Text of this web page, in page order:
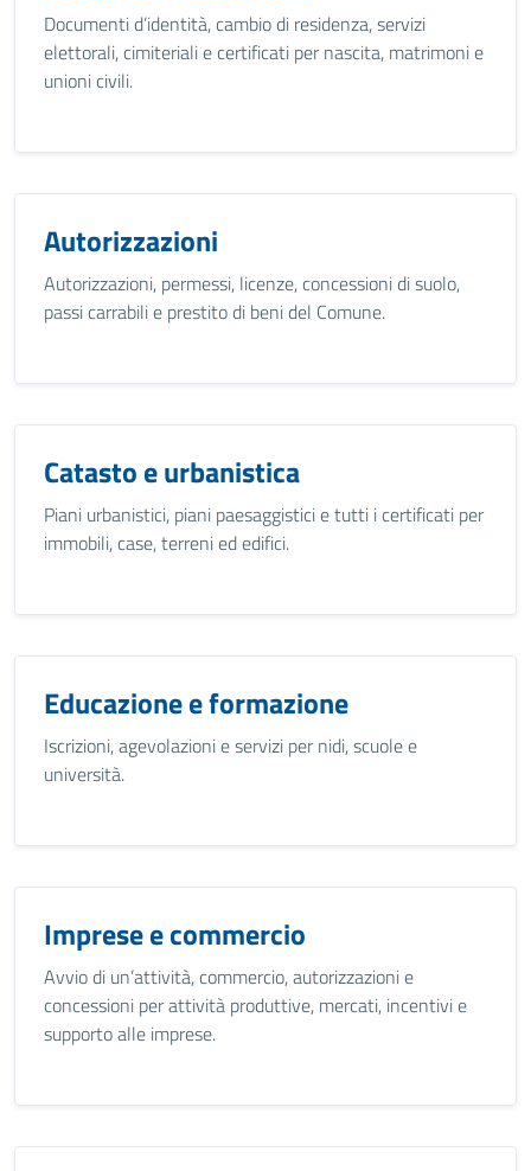
Documenti d’identità, cambio di residenza, servizi
elettorali, cimiteriali e certificati per nascita, matrimoni e
unioni civili.
Autorizzazioni
Autorizzazioni, permessi, licenze, concessioni di suolo,
passi carrabili e prestito di beni del Comune.
Catasto e urbanistica
Piani urbanistici, piani paesaggistici e tutti i certificati per
immobili, case, terreni ed edifici.
Educazione e formazione
Iscrizioni, agevolazioni e servizi per nidi, scuole e
università.
Imprese e commercio
Avvio di un’attività, commercio, autorizzazioni e
concessioni per attività produttive, mercati, incentivi e
supporto alle imprese.